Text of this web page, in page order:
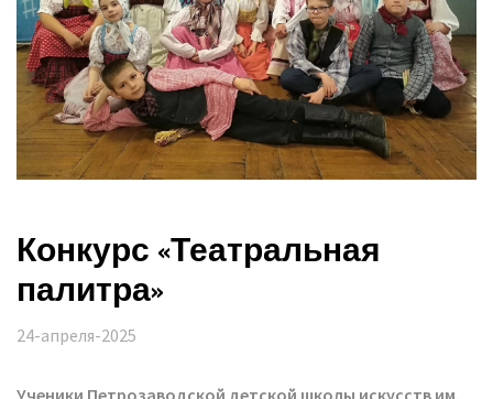
Конкурс «Театральная
палитра»
24-апреля-2025
Ученики Петрозаводской детской школы искусств им.